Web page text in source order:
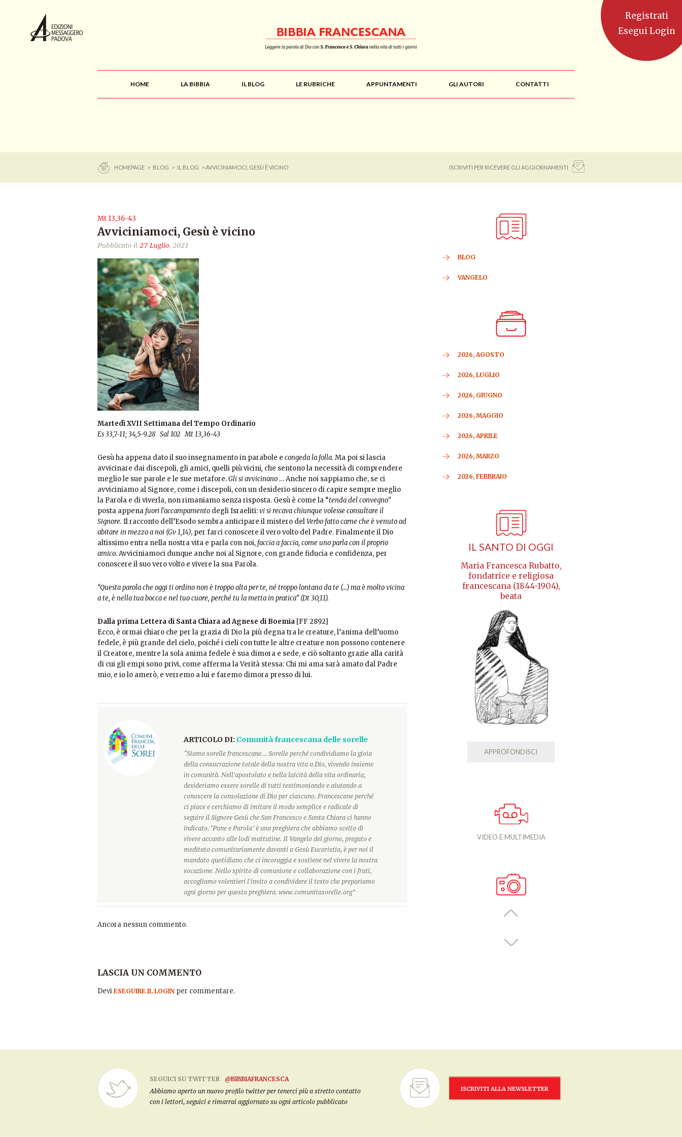
HOME LA BIBBIA IL BLOG LE RUBRICHE APPUNTAMENTI GLI AUTORI CONTATTI
HOMEPAGE > BLOG > IL BLOG > AVVICINIAMOCI, GESÙ È VICINO ISCRIVITI PER RICEVERE GLI AGGIORNAMENTI
Mt 13,36-43
Avviciniamoci, Gesù è vicino
Pubblicato il 27 Luglio, 2021
Martedì XVII Settimana del Tempo Ordinario
Es 33,7-11; 34,5-9.28 Sal 102 Mt 13,36-43
Gesù ha appena dato il suo insegnamento in parabole e congeda la folla. Ma poi si lascia
avvicinare dai discepoli, gli amici, quelli più vicini, che sentono la necessità di comprendere
meglio le sue parole e le sue metafore.Gli si avvicinano … Anche noi sappiamo che, se ci
avviciniamo al Signore, come i discepoli, con un desiderio sincero di capire sempre meglio
la Parola e di viverla, non rimaniamo senza risposta. Gesù è come la “tenda del convegno”
posta appena fuori l’accampamento degli Israeliti:vi si recava chiunque volesse consultare il
Signore. Il racconto dell’Esodo sembra anticipare il mistero delVerbo fatto carne che è venuto ad
abitare in mezzo a noi (Gv 1,14), per farci conoscere il vero volto del Padre. Finalmente il Dio
altissimo entra nella nostra vita e parla con noi, faccia a faccia, come uno parla con il proprio
amico. Avviciniamoci dunque anche noi al Signore, con grande fiducia e confidenza, per
conoscere il suo vero volto e vivere la sua Parola.
“Questa parola che oggi ti ordino non è troppo alta per te, né troppo lontana da te (…) ma è molto vicina
a te, è nella tua bocca e nel tuo cuore, perché tu la metta in pratica” (Dt 30,11).
Dalla prima Lettera di Santa Chiara ad Agnese di Boemia [FF 2892]
Ecco, è ormai chiaro che per la grazia di Dio la più degna tra le creature, l’anima dell’uomo
fedele, è più grande del cielo, poiché i cieli con tutte le altre creature non possono contenere
il Creatore, mentre la sola anima fedele è sua dimora e sede, e ciò soltanto grazie alla carità
di cui gli empi sono privi, come afferma la Verità stessa: Chi mi ama sarà amato dal Padre
mio, e io lo amerò, e verremo a lui e faremo dimora presso di lui.
ARTICOLO DI: Comunità francescana delle sorelle
“Siamo sorelle francescane... Sorelle perché condividiamo la gioia
della consacrazione totale della nostra vita a Dio, vivendo insieme
in comunità. Nell'apostolato e nella laicità della vita ordinaria,
desideriamo essere sorelle di tutti testimoniando e aiutando a
conoscere la consolazione di Dio per ciascuno. Francescane perché
ci piace e cerchiamo di imitare il modo semplice e radicale di
seguire il Signore Gesù che San Francesco e Santa Chiara ci hanno
indicato. "Pane e Parola" è una preghiera che abbiamo scelto di
vivere accanto alle lodi mattutine. Il Vangelo del giorno, pregato e
meditato comunitariamente davanti a Gesù Eucaristia, è per noi il
mandato quotidiano che ci incoraggia e sostiene nel vivere la nostra
vocazione. Nello spirito di comunione e collaborazione con i frati,
accogliamo volentieri l'invito a condividere il testo che prepariamo
ogni giorno per questa preghiera. www.comunitasorelle.org”
Ancora nessun commento.
LASCIA UN COMMENTO
Devi ESEGUIRE IL LOGIN per commentare.
BLOG
VANGELO
2026, AGOSTO
2026, LUGLIO
2026, GIUGNO
2026, MAGGIO
2026, APRILE
2026, MARZO
2026, FEBBRAIO
IL SANTO DI OGGI
Maria Francesca Rubatto,
fondatrice e religiosa
francescana (1844-1904),
beata
APPROFONDISCI
VIDEO E MULTIMEDIA
SEGUICI SU TWITTER
@BIBBIAFRANCESCA
Abbiamo aperto un nuovo profilo twitter per tenerci più a stretto contatto
con i lettori, seguici e rimarrai aggiornato su ogni articolo pubblicato
ISCRIVITI ALLA NEWSLETTER
Registrati
Esegui Login